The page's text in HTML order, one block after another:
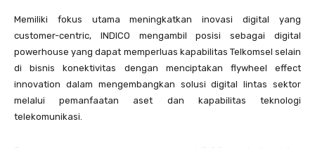
Memiliki fokus utama meningkatkan inovasi digital yang
customer-centric, INDICO mengambil posisi sebagai digital
powerhouse yang dapat memperluas kapabilitas Telkomsel selain
di bisnis konektivitas dengan menciptakan flywheel effect
innovation dalam mengembangkan solusi digital lintas sektor
melalui pemanfaatan aset dan kapabilitas teknologi
telekomunikasi.